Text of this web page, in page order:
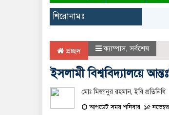
শিরোনামঃ
প্রচ্ছদ ক্যাম্পাস,সর্বশেষ
ইসলামী বিশ্ববিদ্যালয়ে
মোঃ মিজানুর রহমান, ইবি প্রতিনিধি
আপডেট সময় শনিবার, ১৫